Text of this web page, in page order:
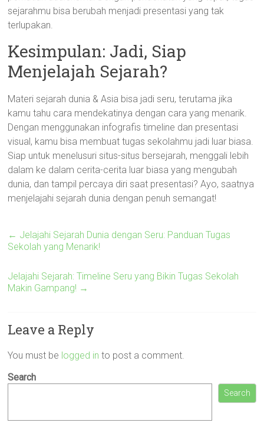
sejarahmu bisa berubah menjadi presentasi yang tak
terlupakan.
Kesimpulan: Jadi, Siap
Menjelajah Sejarah?
Materi sejarah dunia & Asia bisa jadi seru, terutama jika
kamu tahu cara mendekatinya dengan cara yang menarik.
Dengan menggunakan infografis timeline dan presentasi
visual, kamu bisa membuat tugas sekolahmu jadi luar biasa.
Siap untuk menelusuri situs-situs bersejarah, menggali lebih
dalam ke dalam cerita-cerita luar biasa yang mengubah
dunia, dan tampil percaya diri saat presentasi? Ayo, saatnya
menjelajahi sejarah dunia dengan penuh semangat!
← Jelajahi Sejarah Dunia dengan Seru: Panduan Tugas
Sekolah yang Menarik!
Jelajahi Sejarah: Timeline Seru yang Bikin Tugas Sekolah
Makin Gampang! →
Leave a Reply
You must be logged in to post a comment.
Search
Search